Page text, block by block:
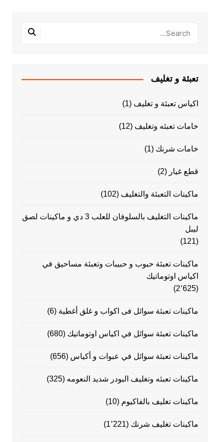
تعبئة و تغليف
اكياس تعبئة و تغليف (1)
خامات تعبئه وتغليف (12)
خامات شرنك (1)
قطع غيار (2)
ماكينات التعبئة والتغليف (102)
ماكينات التغليف بالسلوفان للعلب 3 دي و ماكينات لصق
ليبل
(121)
ماكينات تعبئة حبوب و حبيبات وتعبئة مساحيق في
اكياس اوتوماتيك
(2٬625)
ماكينات تعبئة سوائل فى اكواب و غلق أغطية (6)
ماكينات تعبئة سوائل في اكياس اوتوماتيك (680)
ماكينات تعبئة سوائل في عبوات و أكياس (656)
ماكينات تعبئه وتغليف البودر شديد النعومه (325)
ماكينات تغليف بالفاكيوم (10)
ماكينات تغليف شرنك (1٬221)